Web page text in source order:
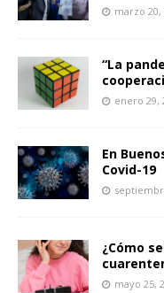
marzo 20,
“La
enero 29,
En
Covid-19
¿Cómo
mayo 25,